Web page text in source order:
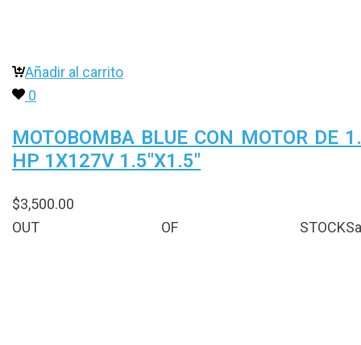
Añadir al carrito
0
MOTOBOMBA BLUE CON MOTOR DE
HP 1X127V 1.5″X1.5″
$3,500.00
OUT OF STOCK